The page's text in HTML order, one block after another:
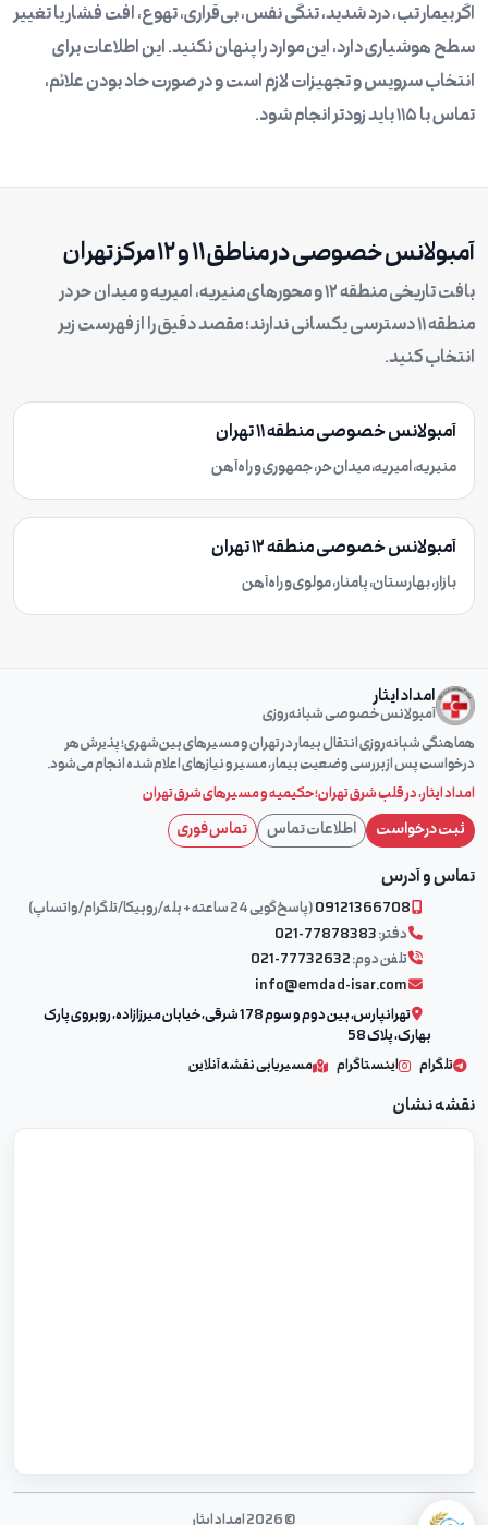
اگر بیمار تب، درد شدید، تنگی نفس، بی‌قراری، تهوع، افت فشار یا تغییر
سطح هوشیاری دارد، این موارد را پنهان نکنید. این اطلاعات برای
انتخاب سرویس و تجهیزات لازم است و در صورت حاد بودن علائم،
تماس با ۱۱۵ باید زودتر انجام شود.
آمبولانس خصوصی در مناطق ۱۱ و ۱۲ مرکز تهران
بافت تاریخی منطقه ۱۲ و محورهای منیریه، امیریه و میدان حر در
منطقه ۱۱ دسترسی یکسانی ندارند؛ مقصد دقیق را از فهرست زیر
انتخاب کنید.
آمبولانس خصوصی منطقه ۱۱ تهران
منیریه، امیریه، میدان حر، جمهوری و راه‌آهن
آمبولانس خصوصی منطقه ۱۲ تهران
بازار، بهارستان، پامنار، مولوی و راه‌آهن
امداد ایثار
آمبولانس خصوصی شبانه‌روزی
هماهنگی شبانه‌روزی انتقال بیمار در تهران و مسیرهای بین‌شهری؛ پذیرش هر
درخواست پس از بررسی وضعیت بیمار، مسیر و نیازهای اعلام‌شده انجام می‌شود.
امداد ایثار، در قلب شرق تهران؛حکیمیهو مسیرهای شرق تهران
ثبت درخواست اطلاعات تماس تماس فوری
تماس و آدرس
09121366708(پاسخ‌گویی 24 ساعته + بله/روبیکا/تلگرام/واتساپ)
دفتر:021-77878383
تلفن دوم:021-77732632
info@emdad-isar.com
تهرانپارس، بین دوم و سوم 178 شرقی، خیابان میرزازاده، روبروی پارک
بهارک، پلاک 58
تلگرام
اینستاگرام مسیریابی نقشه آنلاین
نقشه نشان